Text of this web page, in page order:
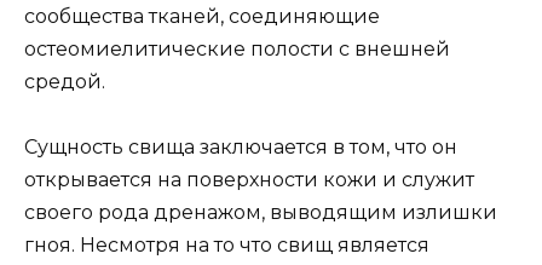
сообщества тканей, соединяющие
остеомиелитические полости с внешней
средой.
Сущность свища заключается в том, что он
открывается на поверхности кожи и служит
своего рода дренажом, выводящим излишки
гноя. Несмотря на то что свищ является